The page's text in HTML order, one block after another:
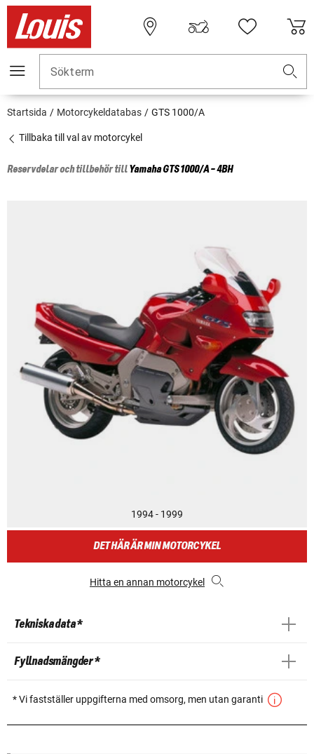
Sökterm
Startsida Motorcykeldatabas GTS 1000/A
Tillbaka till val av motorcykel
Reservdelar och tillbehör tillYamahaGTS 1000/A - 4BH
1994 - 1999
DET HÄR ÄR MIN MOTORCYKEL
Hitta en annan motorcykel
Tekniska data *
Fyllnadsmängder *
* Vi fastställer uppgifterna med omsorg, men utan garanti